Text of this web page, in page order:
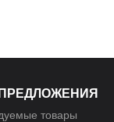
товары